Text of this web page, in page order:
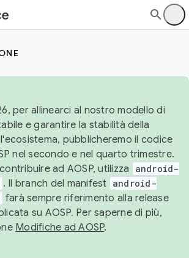
per allinearci al nostro modello di
e garantire la stabilità della
pubblicheremo il codice
nel secondo e nel quarto trimestre.
ad AOSP, utilizza
android-
. Il branch del manifest android-
farà sempre riferimento alla release
su AOSP. Per saperne di più,
Modifiche ad AOSP.